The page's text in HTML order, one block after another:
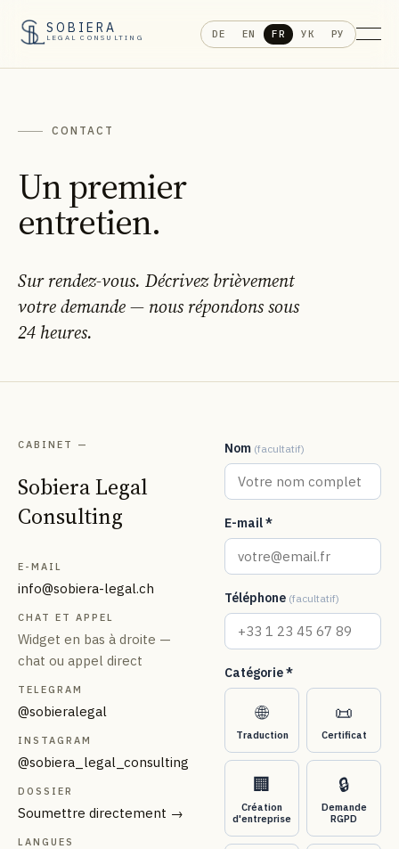
SOBIERA
LEGAL CONSULTING DE EN FR УК РУ
CONTACT
Un premier
entretien.
Sur rendez-vous. Décrivez brièvement
votre demande — nous répondons sous
24 heures.
CABINET —
Sobiera Legal
Consulting
E-MAIL
info@sobiera-legal.ch
CHAT ET APPEL
Widget en bas à droite —
chat ou appel direct
TELEGRAM
@sobieralegal
INSTAGRAM
@sobiera_legal_consulting
DOSSIER
Soumettre directement →
LANGUES
Nom (facultatif)
E-mail *
Téléphone (facultatif)
Catégorie *
🌐
Traduction
📜
Certificat
🏢
Création
d'entreprise
🔒
Demande
RGPD